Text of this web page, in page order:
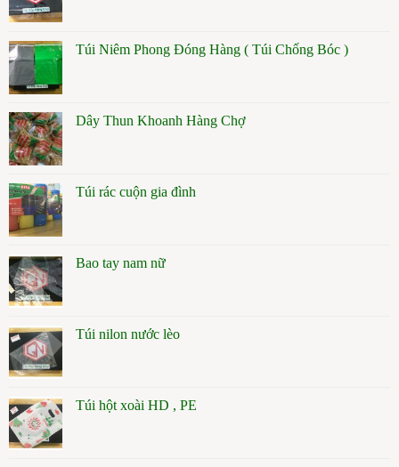
Túi Niêm Phong Đóng Hàng ( Túi Chống Bóc )
Dây Thun Khoanh Hàng Chợ
Túi rác cuộn gia đình
Bao tay nam nữ
Túi nilon nước lèo
Túi hột xoài HD , PE